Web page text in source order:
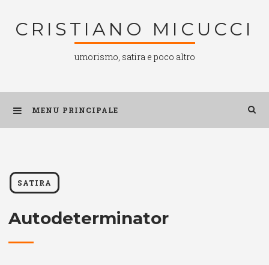
CRISTIANO MICUCCI
umorismo, satira e poco altro
MENU PRINCIPALE
SATIRA
Autodeterminator